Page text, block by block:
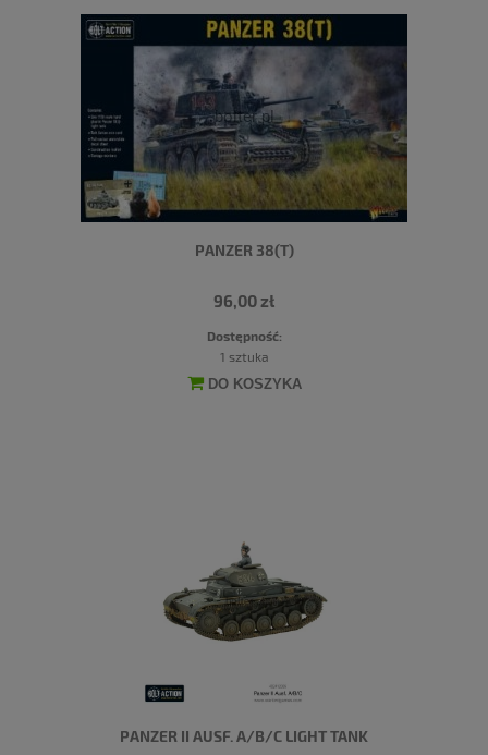
PANZER 38(T)
96,00 zł
Dostępność:
1 sztuka
DO KOSZYKA
PANZER II AUSF. A/B/C LIGHT TANK